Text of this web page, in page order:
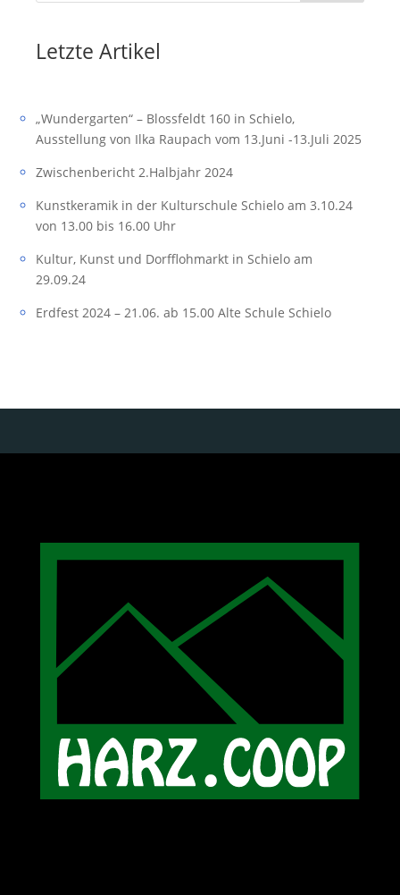
Letzte Artikel
„Wundergarten“ – Blossfeldt 160 in Schielo,
Ausstellung von Ilka Raupach vom 13.Juni -13.Juli 2025
Zwischenbericht 2.Halbjahr 2024
Kunstkeramik in der Kulturschule Schielo am 3.10.24
von 13.00 bis 16.00 Uhr
Kultur, Kunst und Dorfflohmarkt in Schielo am
29.09.24
Erdfest 2024 – 21.06. ab 15.00 Alte Schule Schielo